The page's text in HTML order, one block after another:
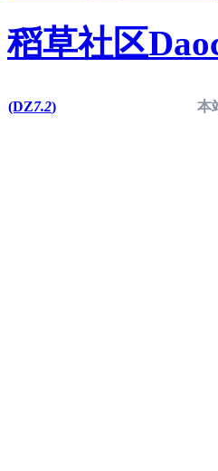
稻草社区
(DZ7.2) 本